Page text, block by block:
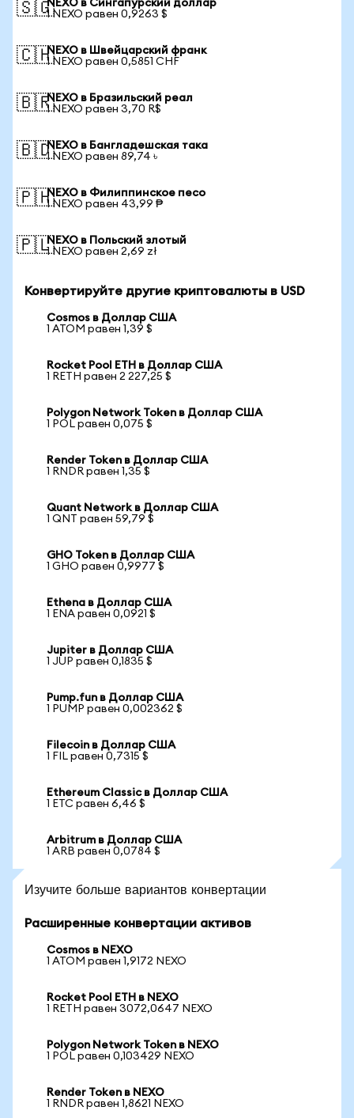
🇸🇬NEXO в Сингапурский доллар
1 NEXO равен 0,9263 $
🇨🇭NEXO в Швейцарский франк
1 NEXO равен 0,5851 CHF
🇧🇷NEXO в Бразильский реал
1 NEXO равен 3,70 R$
🇧🇩NEXO в Бангладешская така
1 NEXO равен 89,74 ৳
🇵🇭NEXO в Филиппинское песо
1 NEXO равен 43,99 ₱
🇵🇱NEXO в Польский злотый
1 NEXO равен 2,69 zł
Конвертируйте другие криптовалюты в USD
Cosmos в Доллар США
1 ATOM равен 1,39 $
Rocket Pool ETH в Доллар США
1 RETH равен 2 227,25 $
Polygon Network Token в Доллар США
1 POL равен 0,075 $
Render Token в Доллар США
1 RNDR равен 1,35 $
Quant Network в Доллар США
1 QNT равен 59,79 $
GHO Token в Доллар США
1 GHO равен 0,9977 $
Ethena в Доллар США
1 ENA равен 0,0921 $
Jupiter в Доллар США
1 JUP равен 0,1835 $
Pump.fun в Доллар США
1 PUMP равен 0,002362 $
Filecoin в Доллар США
1 FIL равен 0,7315 $
Ethereum Classic в Доллар США
1 ETC равен 6,46 $
Arbitrum в Доллар США
1 ARB равен 0,0784 $
Изучите больше вариантов конвертации
Расширенные конвертации активов
Cosmos в NEXO
1 ATOM равен 1,9172 NEXO
Rocket Pool ETH в NEXO
1 RETH равен 3072,0647 NEXO
Polygon Network Token в NEXO
1 POL равен 0,103429 NEXO
Render Token в NEXO
1 RNDR равен 1,8621 NEXO